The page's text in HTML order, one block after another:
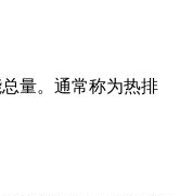
量。通常称为热排